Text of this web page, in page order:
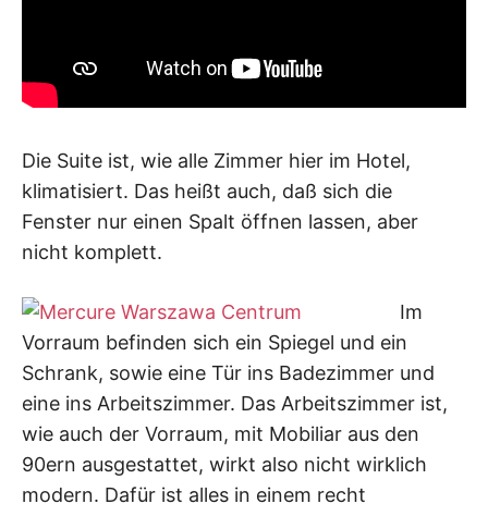
Die Suite ist, wie alle Zimmer hier im Hotel,
klimatisiert. Das heißt auch, daß sich die
Fenster nur einen Spalt öffnen lassen, aber
nicht komplett.
Im
Vorraum befinden sich ein Spiegel und ein
Schrank, sowie eine Tür ins Badezimmer und
eine ins Arbeitszimmer. Das Arbeitszimmer ist,
wie auch der Vorraum, mit Mobiliar aus den
90ern ausgestattet, wirkt also nicht wirklich
modern. Dafür ist alles in einem recht